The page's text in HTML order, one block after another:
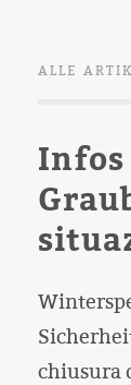
ALLE
Infos
chiusura